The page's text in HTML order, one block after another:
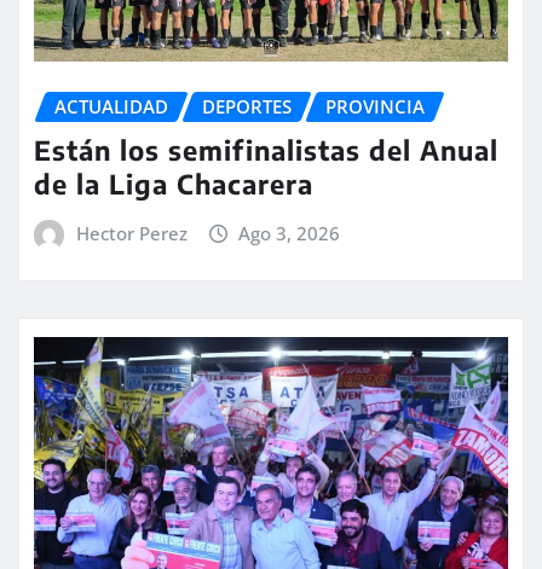
ACTUALIDAD DEPORTES PROVINCIA
Están los semifinalistas del Anual
de la Liga Chacarera
Hector Perez Ago 3, 2026